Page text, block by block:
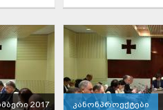
2017 კანონპროექტები